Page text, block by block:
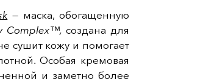
— маска, обогащенную
Complex™, создана для
сушит кожу и помогает
Особая кремовая
и заметно более